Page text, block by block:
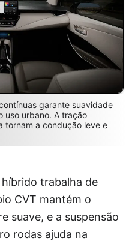
garante suavidade
uso urbano. A tração
tornam a condução leve e
trabalha de
CVT mantém o
suave, e a suspensão
rodas ajuda na